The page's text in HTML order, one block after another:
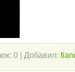
0 Добавил: